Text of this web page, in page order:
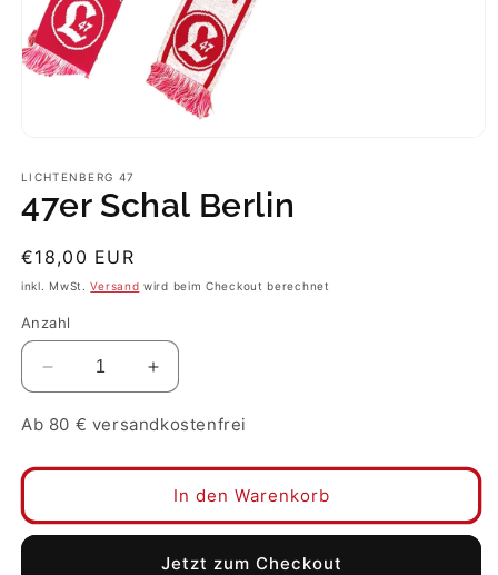
in
Modal
öffnen
LICHTENBERG 47
47er Schal Berlin
Normaler
Preis
€18,00 EUR
inkl. MwSt.Versand wird beim Checkout berechnet
Anzahl
Verringere
die
Menge
47er
Berlin
Erhöhe
die
Menge
47er
Schal
Berlin
Ab 80 € versandkostenfrei
In den Warenkorb
Jetzt zum Checkout